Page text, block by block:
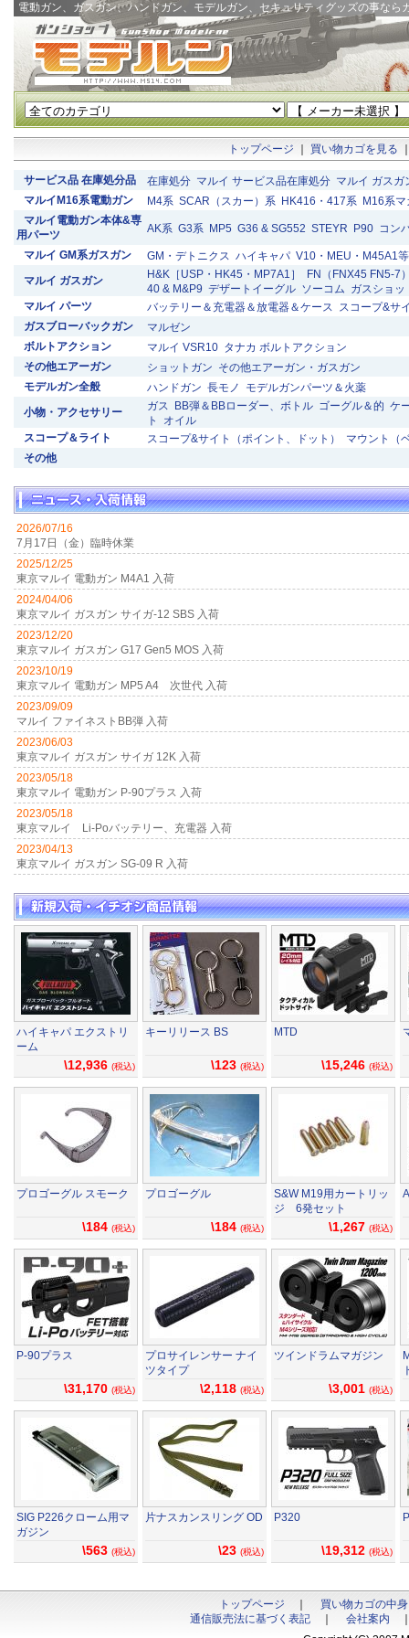
電動ガン、ガスガン、ハンドガン、モデルガン、セキュリティグッズの事なら
トップページ 買い物カゴを見る
サービス品 在庫処分品 在庫処分 マルイ サービス品在庫処分 マルイ ガスガ
マルイM16系電動ガン
M4系 SCAR（スカー）系 HK416・417系 M16系
マルイ電動ガン本体&専
用パーツ
AK系 G3系 MP5 G36 & SG552 STEYR P90 コン
マルイ GM系ガスガン GM・デトニクス ハイキャパ V10・MEU・M45A1等
マルイ ガスガン
H&K［USP・HK45・MP7A1］
FN（FNX45 FN5-7
40 & M&P9 デザートイーグル ソーコム ガスショッ
マルイ パーツ
バッテリー＆充電器＆放電器＆ケース スコープ&サ
ガスブローバックガン
マルゼン
ボルトアクション
マルイ VSR10 タナカ ボルトアクション
その他エアーガン
ショットガン その他エアーガン・ガスガン
モデルガン全般
ハンドガン 長モノ
モデルガンパーツ＆火薬
小物・アクセサリー
ガス BB弾＆BBローダー、ボトル ゴーグル＆的 ケ
ト
オイル
スコープ＆ライト
スコープ&サイト（ポイント、ドット）
マウント（
その他
2026/07/16
7月17日（金）臨時休業
2025/12/25
東京マルイ 電動ガン M4A1 入荷
2024/04/06
東京マルイ ガスガン サイガ-12 SBS 入荷
2023/12/20
東京マルイ ガスガン G17 Gen5 MOS 入荷
2023/10/19
東京マルイ 電動ガン MP5 A4 次世代 入荷
2023/09/09
マルイ ファイネストBB弾 入荷
2023/06/03
東京マルイ ガスガン サイガ 12K 入荷
2023/05/18
東京マルイ 電動ガン P-90プラス 入荷
2023/05/18
東京マルイ Li-Poバッテリー、充電器 入荷
2023/04/13
東京マルイ ガスガン SG-09 R 入荷
ハイキャパ エクストリ
ーム
\12,936 (税込)
キーリリース BS
\123 (税込)
MTD
\15,246 (税込)
プロゴーグル スモーク
\184 (税込)
プロゴーグル
\184 (税込)
S&W M19用カートリッ
ジ 6発セット
\1,267 (税込)
P-90プラス
\31,170 (税込)
プロサイレンサー ナイ
ツタイプ
\2,118 (税込)
ツインドラムマガジン
\3,001 (税込)
SIG P226クローム用マ
ガジン
\563 (税込)
片ナスカンスリング OD
\23 (税込)
P320
\19,312 (税込)
トップページ
買い物カゴの中
通信販売法に基づく表記
会社案内